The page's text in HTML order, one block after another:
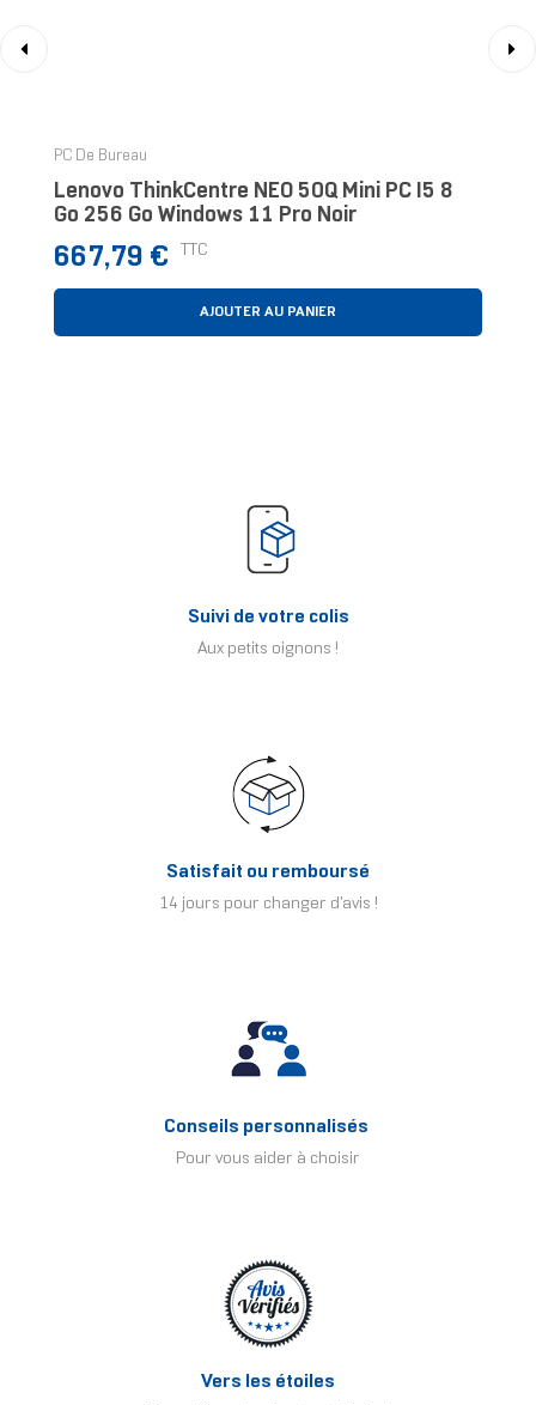
PC De Bureau
Lenovo ThinkCentre NEO 50Q Mini PC I5 8
Go 256 Go Windows 11 Pro Noir
Prix
667,79 € TTC
AJOUTER AU PANIER
Suivi de votre colis
Aux petits oignons !
Satisfait ou remboursé
14 jours pour changer d'avis !
Conseils personnalisés
Pour vous aider à choisir
Vers les étoiles